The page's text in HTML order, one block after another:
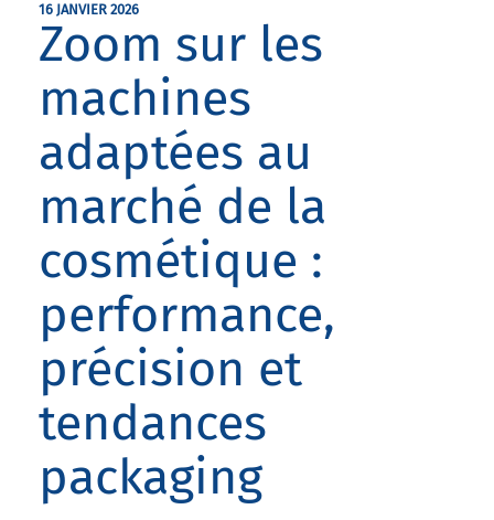
16 JANVIER 2026
Zoom sur les
machines
adaptées au
marché de la
cosmétique :
performance,
précision et
tendances
packaging